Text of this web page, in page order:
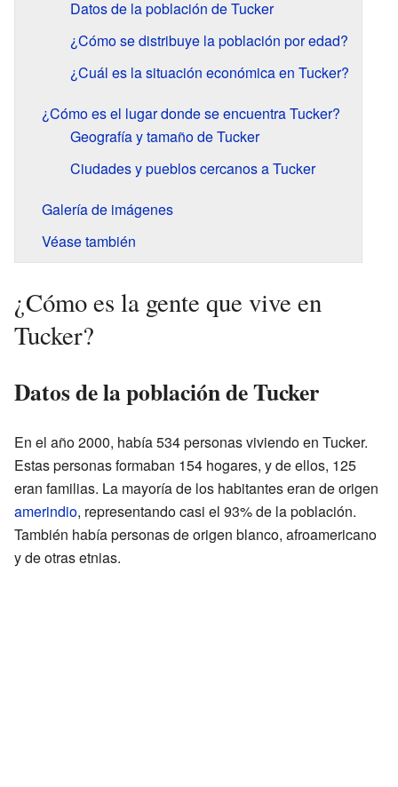
Datos de la población de Tucker
¿Cómo se distribuye la población por edad?
¿Cuál es la situación económica en Tucker?
¿Cómo es el lugar donde se encuentra Tucker?
Geografía y tamaño de Tucker
Ciudades y pueblos cercanos a Tucker
Galería de imágenes
Véase también
¿Cómo es la gente que vive en
Tucker?
Datos de la población de Tucker
En el año 2000, había 534 personas viviendo en Tucker.
Estas personas formaban 154 hogares, y de ellos, 125
eran familias. La mayoría de los habitantes eran de origen
amerindio, representando casi el 93% de la población.
También había personas de origen blanco, afroamericano
y de otras etnias.